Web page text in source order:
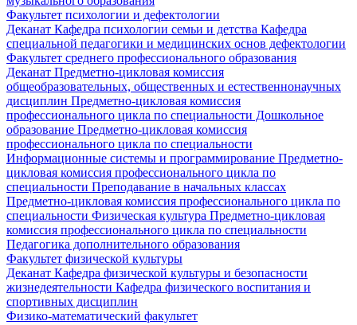
Факультет психологии и дефектологии
Деканат Кафедра психологии семьи и детства Кафедра
специальной педагогики и медицинских основ дефектологии
Факультет среднего профессионального образования
Деканат Предметно-цикловая комиссия
общеобразовательных, общественных и естественнонаучных
дисциплин Предметно-цикловая комиссия
профессионального цикла по специальности Дошкольное
образование Предметно-цикловая комиссия
профессионального цикла по специальности
Информационные системы и программирование Предметно-
цикловая комиссия профессионального цикла по
специальности Преподавание в начальных классах
Предметно-цикловая комиссия профессионального цикла по
специальности Физическая культура Предметно-цикловая
комиссия профессионального цикла по специальности
Педагогика дополнительного образования
Факультет физической культуры
Деканат Кафедра физической культуры и безопасности
жизнедеятельности Кафедра физического воспитания и
спортивных дисциплин
Физико-математический факультет